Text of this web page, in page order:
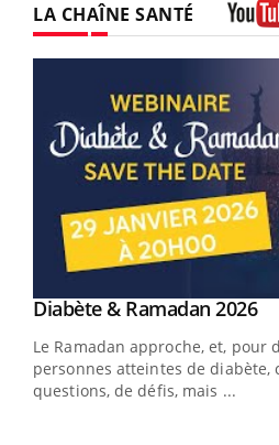
LA CHAÎNE SANTÉ
Youtube
Diabète & Ramadan 2026
Le Ramadan approche, et, pour
personnes atteintes de diabète,
questions, de défis, mais ...
Youtube
Un « jumeau numérique »
Un établissement lié à un
matière de bilan de santé :